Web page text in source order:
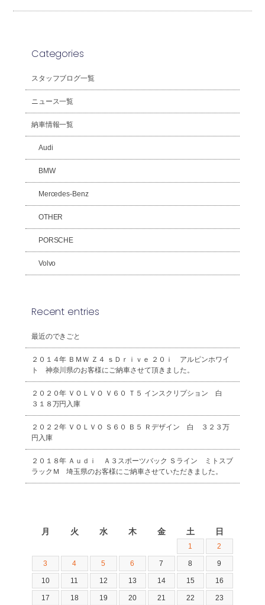
Categories
スタッフブログ一覧
ニュース一覧
納車情報一覧
Audi
BMW
Mercedes-Benz
OTHER
PORSCHE
Volvo
Recent entries
最近のできごと
２０１４年 ＢＭＷ Ｚ４ ｓＤｒｉｖｅ ２０ｉ アルピンホワイ
ト 神奈川県のお客様にご納車させて頂きました。
２０２０年 ＶＯＬＶＯ Ｖ６０ Ｔ５ インスクリプション 白
３１８万円入庫
２０２２年 ＶＯＬＶＯ Ｓ６０ Ｂ５ Ｒデザイン 白 ３２３万
円入庫
２０１８年 Ａｕｄｉ Ａ３スポーツバック Ｓライン ミトスブ
ラックＭ 埼玉県のお客様にご納車させていただきました。
月 火 水 木 金 土 日
1 2
3 4 5 6 7 8 9
10 11 12 13 14 15 16
17 18 19 20 21 22 23